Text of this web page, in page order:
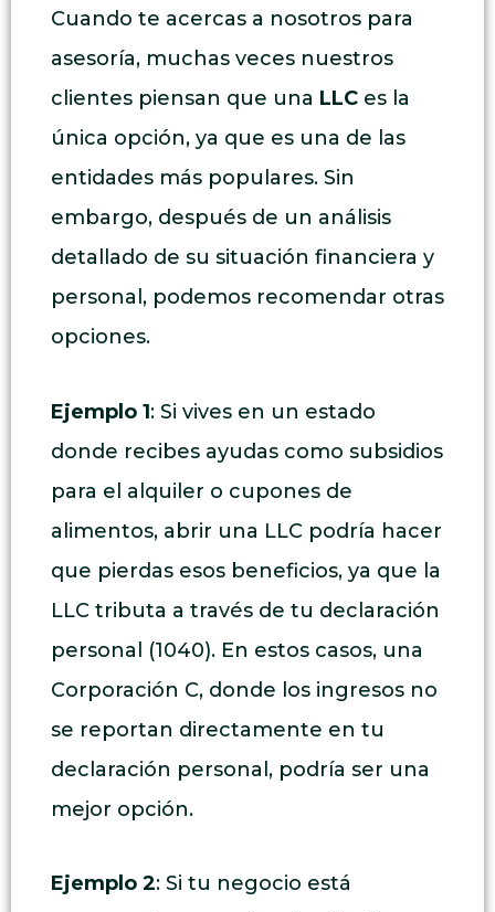
Cuando te acercas a nosotros para
asesoría, muchas veces nuestros
clientes piensan que una LLC es la
única opción, ya que es una de las
entidades más populares. Sin
embargo, después de un análisis
detallado de su situación financiera y
personal, podemos recomendar otras
opciones.
Ejemplo 1: Si vives en un estado
donde recibes ayudas como subsidios
para el alquiler o cupones de
alimentos, abrir una LLC podría hacer
que pierdas esos beneficios, ya que la
LLC tributa a través de tu declaración
personal (1040). En estos casos, una
Corporación C, donde los ingresos no
se reportan directamente en tu
declaración personal, podría ser una
mejor opción.
Ejemplo 2: Si tu negocio está